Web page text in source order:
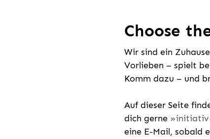
Choose
Wir sind ein
Vorlieben – spielt
Komm dazu – und
Auf dieser Seite
dich gerne
initiativ
eine E-Mail, sobald